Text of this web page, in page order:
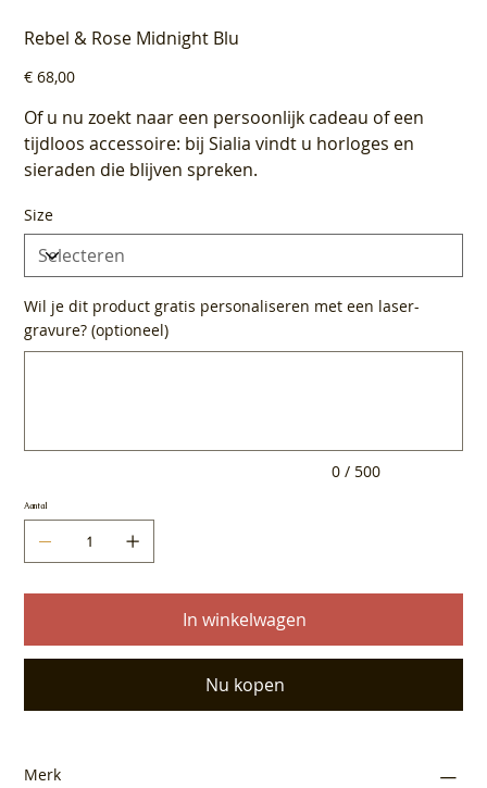
Rebel & Rose Midnight Blu
Prijs
€ 68,00
Of u nu zoekt naar een persoonlijk cadeau of een
tijdloos accessoire: bij Sialia vindt u horloges en
sieraden die blijven spreken.
Size
Wil je dit product gratis personaliseren met een laser-
gravure? (optioneel)
0 / 500
Aantal
In winkelwagen
Nu kopen
Merk